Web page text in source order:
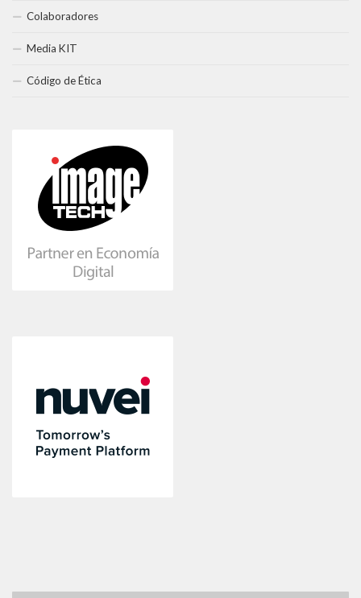
Colaboradores
Media KIT
Código de Ética